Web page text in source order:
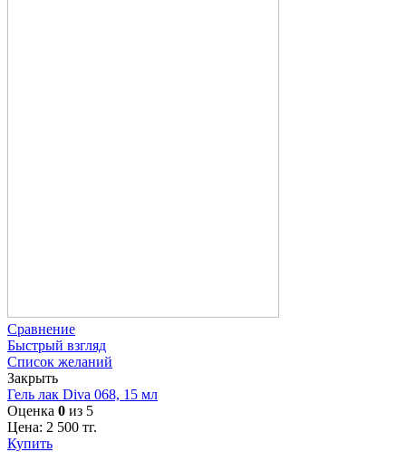
Сравнение
Быстрый взгляд
Список желаний
Закрыть
Гель лак Diva 068, 15 мл
Оценка 0 из 5
Цена: 2 500 тг.
Купить